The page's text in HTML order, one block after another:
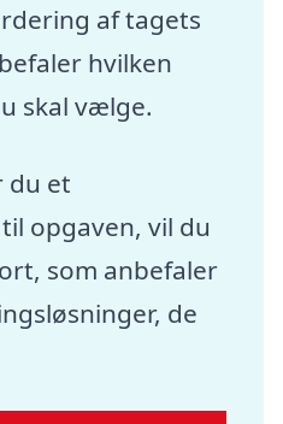
af tagets
hvilken
skal vælge.
du et
opgaven, vil du
som anbefaler
de